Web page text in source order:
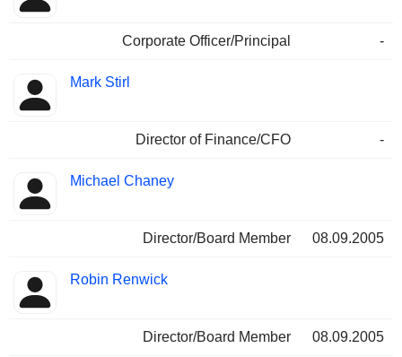
Corporate Officer/Principal -
Mark Stirl
Director of Finance/CFO -
Michael Chaney
Director/Board Member 08.09.2005
Robin Renwick
Director/Board Member 08.09.2005